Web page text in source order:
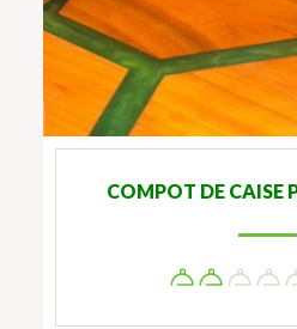
COMPOT DE CAISE